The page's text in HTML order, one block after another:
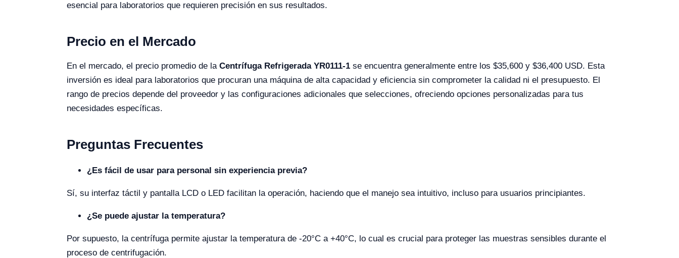
esencial para laboratorios que requieren precisión en sus resultados.
Precio en el Mercado
En el mercado, el precio promedio de la Centrífuga Refrigerada YR0111-1 se encuentra generalmente entre los $35,600 y $36,400 USD. Esta
inversión es ideal para laboratorios que procuran una máquina de alta capacidad y eficiencia sin comprometer la calidad ni el presupuesto. El
rango de precios depende del proveedor y las configuraciones adicionales que selecciones, ofreciendo opciones personalizadas para tus
necesidades específicas.
Preguntas Frecuentes
¿Es fácil de usar para personal sin experiencia previa?
Sí, su interfaz táctil y pantalla LCD o LED facilitan la operación, haciendo que el manejo sea intuitivo, incluso para usuarios principiantes.
¿Se puede ajustar la temperatura?
Por supuesto, la centrífuga permite ajustar la temperatura de -20°C a +40°C, lo cual es crucial para proteger las muestras sensibles durante el
proceso de centrifugación.